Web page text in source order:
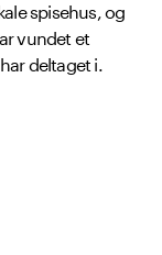
spisehus, og
vundet et
deltaget i.